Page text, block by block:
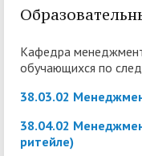
Кафедра
обучающихся по
38.03.02
38.04.02
ритейле)